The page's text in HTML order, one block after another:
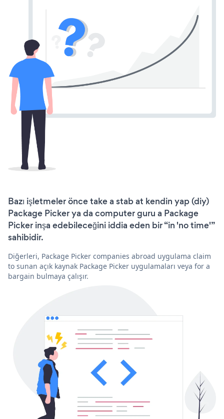
Bazı işletmeler önce take a stab at kendin yap (diy)
Package Picker ya da computer guru a Package
Picker inşa edebileceğini iddia eden bir “in 'no time'”
sahibidir.
Diğerleri, Package Picker companies abroad uygulama claim
to sunan açık kaynak Package Picker uygulamaları veya for a
bargain bulmaya çalışır.